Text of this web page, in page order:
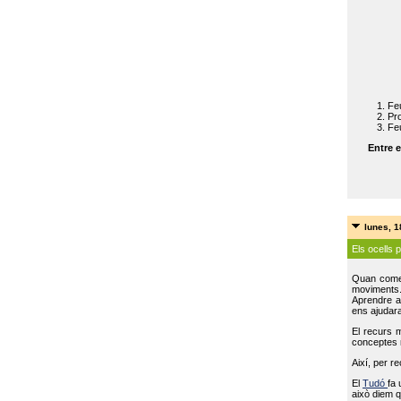
Entre
lunes,
Els ocells
Quan
Aprendre
ens
El recurs
conceptes
Així, per
ElTudófa
això diem